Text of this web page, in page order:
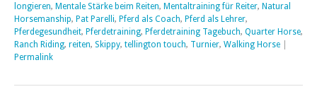
longieren, Mentale Stärke beim Reiten, Mentaltraining für Reiter, Natural
Horsemanship, Pat Parelli, Pferd als Coach, Pferd als Lehrer,
Pferdegesundheit, Pferdetraining, Pferdetraining Tagebuch, Quarter Horse,
Ranch Riding, reiten, Skippy, tellington touch, Turnier, Walking Horse
Permalink